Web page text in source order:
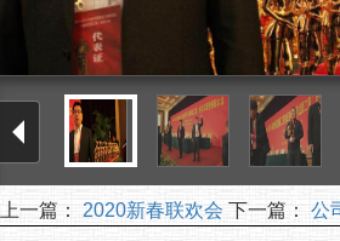
上一篇： 2020新春联欢会 下一篇： 公